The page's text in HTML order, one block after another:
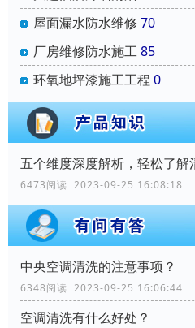
屋面漏水防水维修 70
厂房维修防水施工85
环氧地坪漆施工工程 0
五个维度深度解析，轻松了解
6473阅读 2023-09-25 16:08:18
中央空调清洗的注意事项？
6348阅读 2023-09-25 16:06:44
空调清洗有什么好处？